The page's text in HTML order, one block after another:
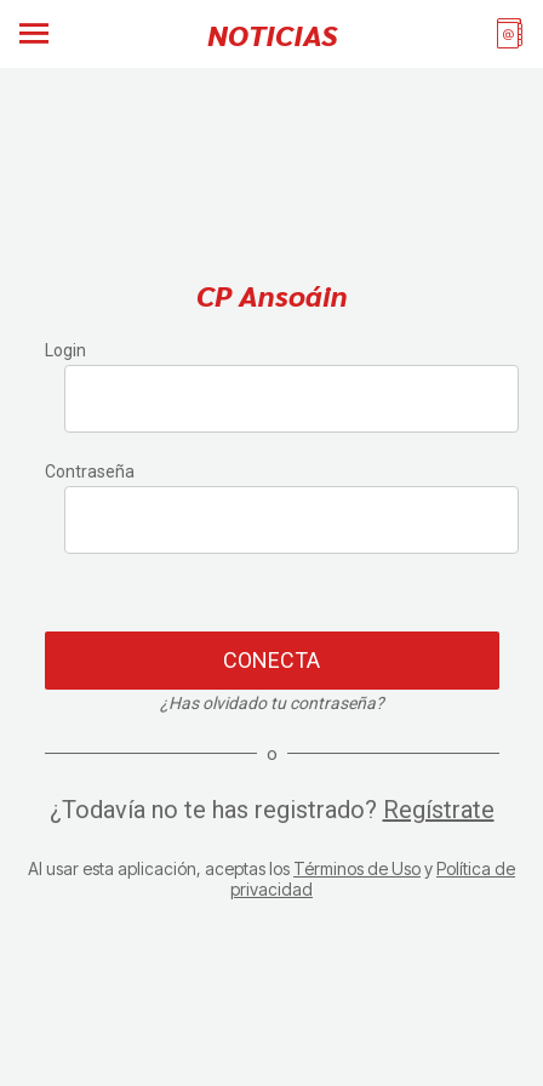
NOTICIAS
CP Ansoáin
Login
Contraseña
CONECTA
¿Has olvidado tu contraseña?
o
¿Todavía no te has registrado? Regístrate
Al usar esta aplicación, aceptas los Términos de UsoyPolítica de
privacidad